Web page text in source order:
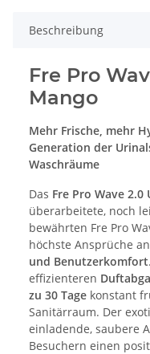
Beschreibung
Fre Pro
Mango
Mehr Frische, mehr
Generation der
Waschräume
Das Fre Pro Wave
überarbeitete, noch
bewährten Fre Pro
höchste Ansprüche an
und Benutzerkomfort
effizienteren
zu 30 Tage konstant
Sanitärraum. Der
einladende, saubere
Besuchern einen